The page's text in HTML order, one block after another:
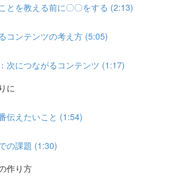
とを教える前に〇〇をする (2:13)
コンテンツの考え方 (5:05)
次につながるコンテンツ (1:17)
に
伝えたいこと (1:54)
の課題 (1:30)
作り方